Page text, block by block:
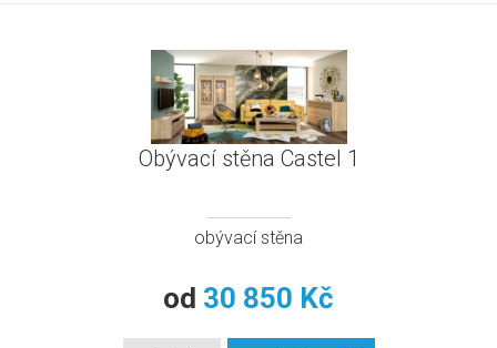
Obývací stěna Castel 1
obývací stěna
od 30 850 Kč